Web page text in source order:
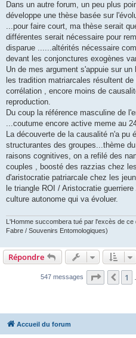
g
Dans un autre forum, un peu plus
développe une thèse basée sur
...pour faire court, ma thèse serait
différentes serait nécessaire pour
disparue ......altérités nécessaire
devant les conjonctures exogènes
Un de mes argument s'appuie sur
les tradition matriarcales résultent
corrélation , encore moins de
reproduction.
Du coup la référence masculine de
...coutume encore active meme au
La découverte de la causalité n'a pu
structurantes des groupes...thème
raisons cognitives, on a refilé des
couples , boosté des razzias chez
d'aristocratie patriarcale chez les
le triangle ROI / Aristocratie
culture autonome qui va évoluer.
L'Homme succombera tué par l'excès de ce
Fabre / Souvenirs Entomologiques)
Répondre
547 messages Page 371
Accueil du forum